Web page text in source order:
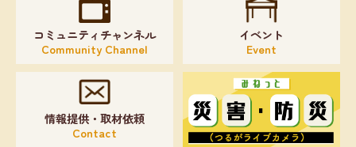
コミュニティチャンネル
Community Channel
イベント
Event
情報提供・取材依頼
Contact